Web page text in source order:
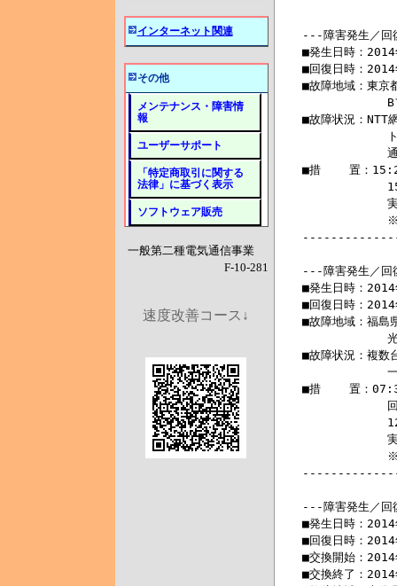
インターネット関連
その他
メンテナンス・障害情
報
ユーザーサポート
「特定商取引に関する
法律」に基づく表示
ソフトウェア販売
一般第二種電気通信事業
F-10-281
速度改善コース↓